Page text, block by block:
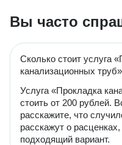
Вы часто
Сколько стоит услуга
канализационных
Услуга «Прокладка
стоить от 200 рублей.
расскажите, что
расскажут о
подходящий вариант.